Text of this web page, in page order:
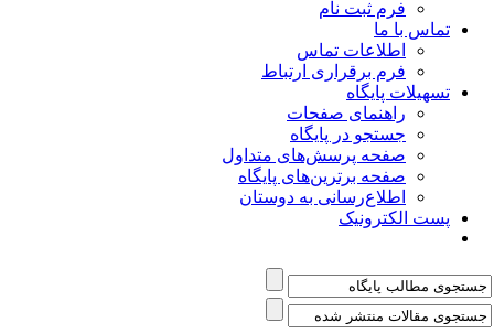
فرم ثبت نام
تماس با ما
اطلاعات تماس
فرم برقراری ارتباط
تسهیلات پایگاه
راهنمای صفحات
جستجو در پایگاه
صفحه پرسش‌های متداول
صفحه برترین‌های پایگاه
اطلاع‌رسانی به دوستان
پست الکترونیک